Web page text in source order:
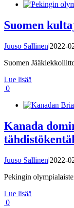
Suomen
Juuso Sallinen|2022-
Suomen
Lue lisää
0
Kanada
Juuso Sallinen|2022-
Pekingin
Lue lisää
0